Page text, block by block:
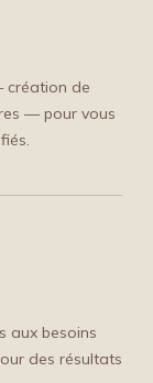
création de
— pour vous
aux besoins
des résultats